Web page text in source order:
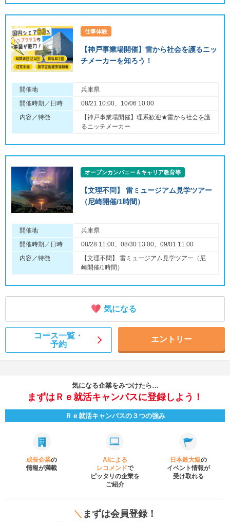
仕事体験
【神戸事業場開催】雷から社会を護るニッ
チメーカーを知ろう！
開催地
兵庫県
開催時期／日時
08/21 10:00、10/06 10:00
内容／特徴
【神戸事業場開催】理系歓迎★雷から社会を護
るニッチメーカー
オープンカンパニー＆キャリア教育等
【文理不問】 雷ミュージアム見学ツアー
（尼崎開催/1時間）
開催地
兵庫県
開催時期／日時
08/28 11:00、08/30 13:00、09/01 11:00
内容／特徴
【文理不問】 雷ミュージアム見学ツアー（尼
崎開催/1時間）
気になる
コース一覧・
予約
エントリー
気になる企業をみつけたら…
まずはＲｅ就活キャンパスに登録しよう！
Ｒｅ就活キャンパスの３つの強み
成長企業の
情報が満載
AIによる
レコメンドで
ピッタリの企業を
ご紹介
日本最大級の
イベント情報が
受け取れる
＼ まずは会員登録！